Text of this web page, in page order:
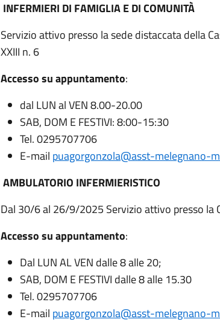
INFERMIERI DI FAMIGLIA E DI COMUNITÀ
Servizio attivo presso la sede distaccata della
XXIII n. 6
Accesso su appuntamento:
dal LUN al VEN 8.00-20.00
SAB, DOM E FESTIVI: 8:00-15:30
Tel. 0295707706
E-mail puagorgonzola@asst-melegnano-
AMBULATORIO INFERMIERISTICO
Dal 30/6 al 26/9/2025 Servizio attivo presso la
Accesso su appuntamento:
Dal LUN AL VEN dalle 8 alle 20;
SAB, DOM E FESTIVI dalle 8 alle 15.30
Tel. 0295707706
E-mail puagorgonzola@asst-melegnano-